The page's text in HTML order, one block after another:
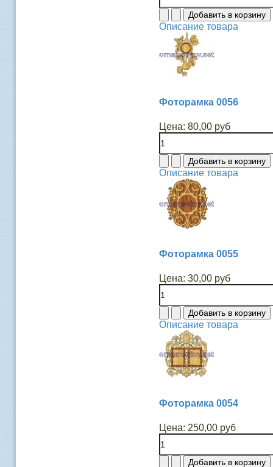
Описание товара
Фоторамка 0056
Цена: 80,00 руб
Описание товара
Фоторамка 0055
Цена: 30,00 руб
Описание товара
Фоторамка 0054
Цена: 250,00 руб